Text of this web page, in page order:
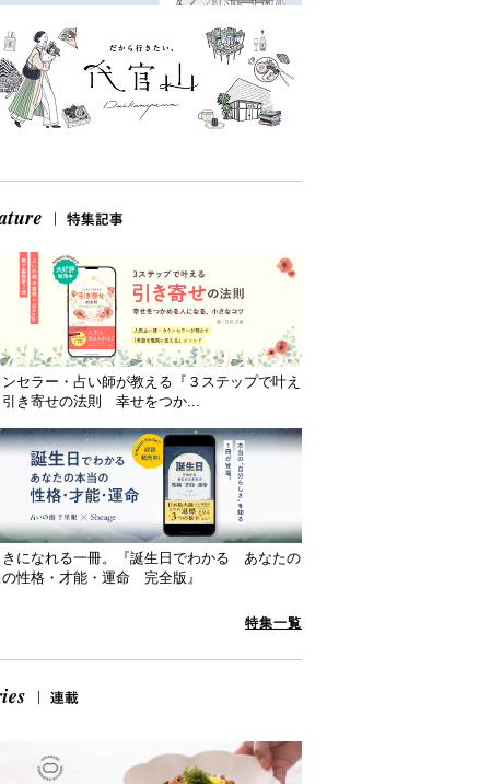
セラー・占い師が教える『３ステップで叶え
き寄せの法則 幸せをつか...
きになれる一冊。『誕生日でわかる あなたの
性格・才能・運命 完全版』
特集一覧